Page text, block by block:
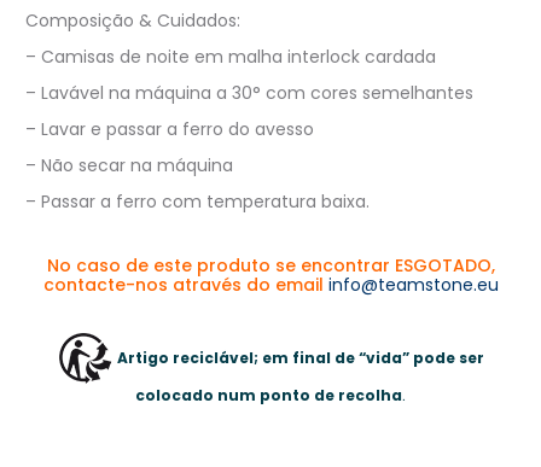
Composição & Cuidados:
– Camisas de noite em malha interlock cardada
– Lavável na máquina a 30° com cores semelhantes
– Lavar e passar a ferro do avesso
– Não secar na máquina
– Passar a ferro com temperatura baixa.
No caso de este produto se encontrar ESGOTADO,
contacte-nos através do email info@teamstone.eu
Artigo reciclável; em final de “vida” pode ser
colocado num ponto de recolha.